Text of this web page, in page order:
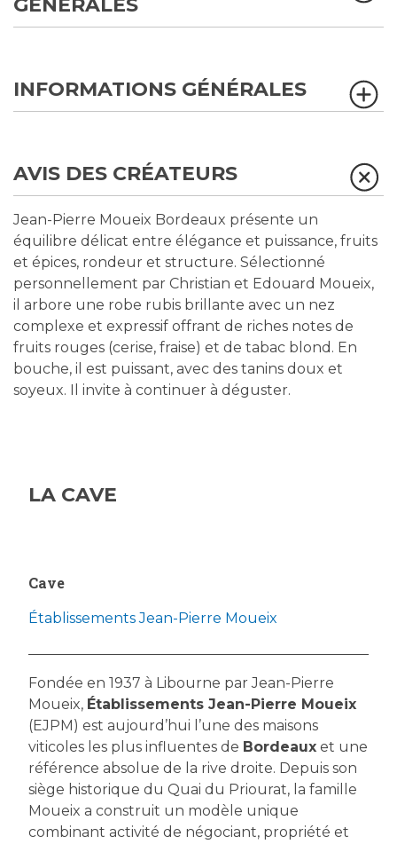
GÉNÉRALES
INFORMATIONS GÉNÉRALES
AVIS DES CRÉATEURS
Jean-Pierre Moueix Bordeaux présente un
équilibre délicat entre élégance et puissance, fruits
et épices, rondeur et structure. Sélectionné
personnellement par Christian et Edouard Moueix,
il arbore une robe rubis brillante avec un nez
complexe et expressif offrant de riches notes de
fruits rouges (cerise, fraise) et de tabac blond. En
bouche, il est puissant, avec des tanins doux et
soyeux. Il invite à continuer à déguster.
LA CAVE
Cave
Établissements Jean-Pierre Moueix
Fondée en 1937 à Libourne par Jean-Pierre
Moueix, Établissements Jean-Pierre Moueix
(EJPM) est aujourd’hui l’une des maisons
viticoles les plus influentes de Bordeaux et une
référence absolue de la rive droite. Depuis son
siège historique du Quai du Priourat, la famille
Moueix a construit un modèle unique
combinant activité de négociant, propriété et